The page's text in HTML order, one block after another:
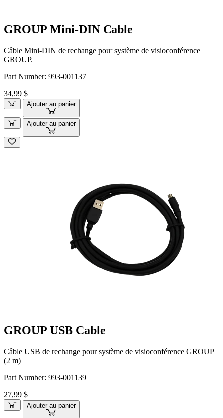
GROUP Mini-DIN Cable
Câble Mini-DIN de rechange pour système de visioconférence
GROUP.
Part Number: 993-001137
34,99 $
Ajouter au panier
Ajouter au panier
GROUP USB Cable
Câble USB de rechange pour système de visioconférence GROUP
(2 m)
Part Number: 993-001139
27,99 $
Ajouter au panier